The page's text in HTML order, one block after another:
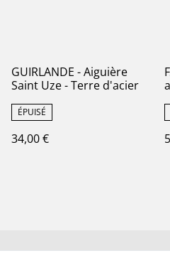
GUIRLANDE - Aiguière
Saint Uze - Terre d'acier
ÉPUISÉ
34,00 €